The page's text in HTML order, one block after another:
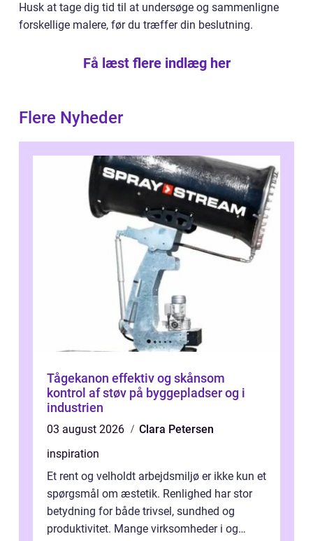
Husk at tage dig tid til at undersøge og sammenligne
forskellige malere, før du træffer din beslutning.
Få læst flere indlæg her
Flere Nyheder
Tågekanon effektiv og skånsom
kontrol af støv på byggepladser og i
industrien
03 august 2026
Clara Petersen
inspiration
Et rent og velholdt arbejdsmiljø er ikke kun et
spørgsmål om æstetik. Renlighed har stor
betydning for både trivsel, sundhed og
produktivitet. Mange virksomheder i og